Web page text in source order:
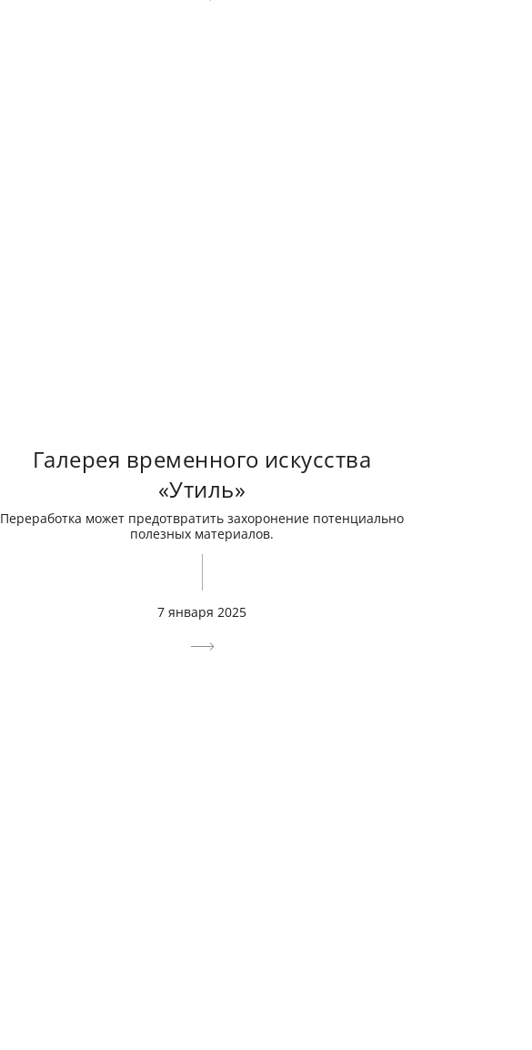
Галерея временного искусства
«Утиль»
Переработка может предотвратить захоронение потенциально
полезных материалов.
7 января 2025